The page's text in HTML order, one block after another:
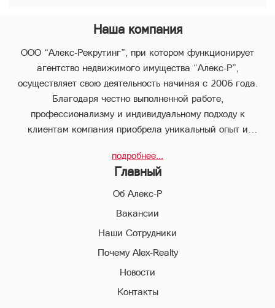
Наша компания
ООО “Алекс-Рекрутинг”, при котором функционирует
агентство недвижимого имущества “Алекс-Р”,
осуществляет свою деятельность начиная с 2006 года.
Благодаря честно выполненной работе,
профессионализму и индивидуальному подходу к
клиентам компания приобрела уникальный опыт и
В компании “Алекс-Р” предоставляется целый пакет
услуг, что позволяет клиенту с наименьшими потерями во
времени совершить любые виды сделок в сфере
Благодаря соответствующей высокой квалификации и
всестороннему многолетнему опыту, профессиональный
персонал компании “Алекс-Р” поможет Вам совершить
избегая высоких рисков в ходе совершения сделок и
подробнее...
Главный
Об Алекс-Р
Вакансии
Наши Сотрудники
Почему Alex-Realty
Новости
Контакты